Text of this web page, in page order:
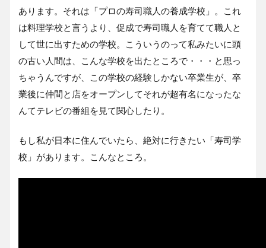
あります。それは「プロの寿司職人の養成学校」。これ
は料理学校と言うより、促成で寿司職人を育てて職人と
して世に出すための学校。こういうのって私みたいに頭
の古い人間は、こんな学校を出たところで・・・と思っ
ちゃうんですが、この学校の経験しかない卒業生が、卒
業後に仲間と店をオープンしてそれが超有名になったな
んてテレビの番組を見て関心したり。
もし私が日本に住んでいたら、絶対に行きたい「寿司学
校」があります。こんなところ。